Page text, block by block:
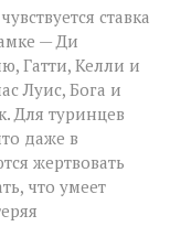
ставка
— Ди
Гатти, Келли и
Луис, Бога и
Для туринцев
даже в
жертвовать
что умеет